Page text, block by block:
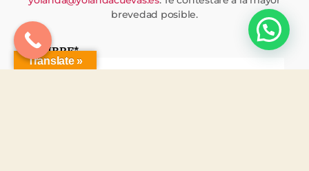
brevedad posible.
NOMBRE*
Translate »